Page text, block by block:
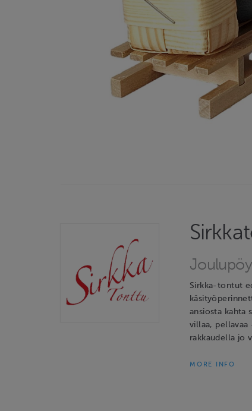
Sirkka-tontut
ansiosta kahta
villaa,
rakkaudella jo
MORE INFO